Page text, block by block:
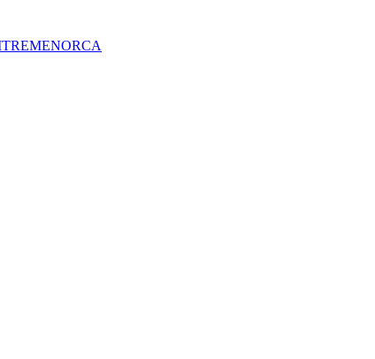
MENORCA